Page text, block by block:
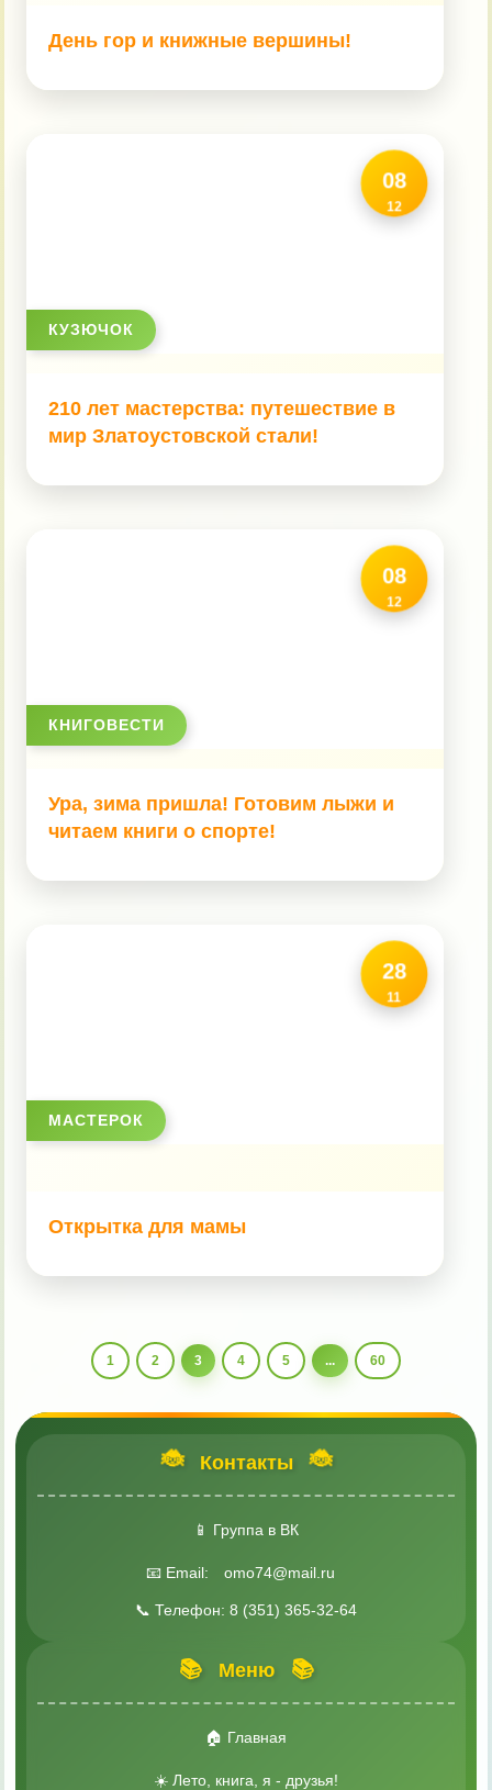
День гор и книжные вершины!
08
12
КУЗЮЧОК
210 лет мастерства: путешествие в
мир Златоустовской стали!
08
12
КНИГОВЕСТИ
Ура, зима пришла! Готовим лыжи и
читаем книги о спорте!
28
11
МАСТЕРОК
Открытка для мамы
1 2 3 4 5 ... 60
🐞 Контакты 🐞
📱 Группа в ВК
📧 Email: omo74@mail.ru
📞 Телефон: 8 (351) 365-32-64
📚 Меню 📚
🏠 Главная
☀️ Лето, книга, я - друзья!